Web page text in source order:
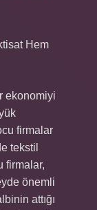
Hem
ekonomiyi
firmalar
tekstil
firmalar,
önemli
attığı